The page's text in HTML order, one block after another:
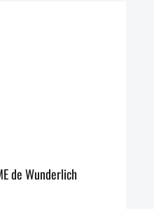
de Wunderlich